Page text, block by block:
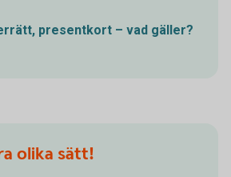
presentkort – vad gäller?
olika sätt!